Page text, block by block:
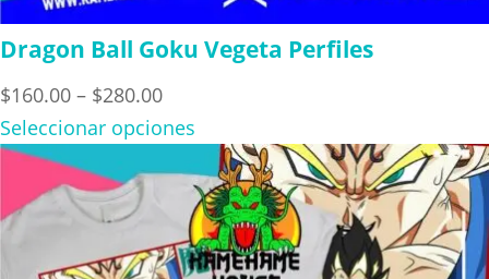
Dragon Ball Goku Vegeta Perfiles
$160.00 – $280.00Price
range:
$160.00
through
$280.00
Seleccionar opciones